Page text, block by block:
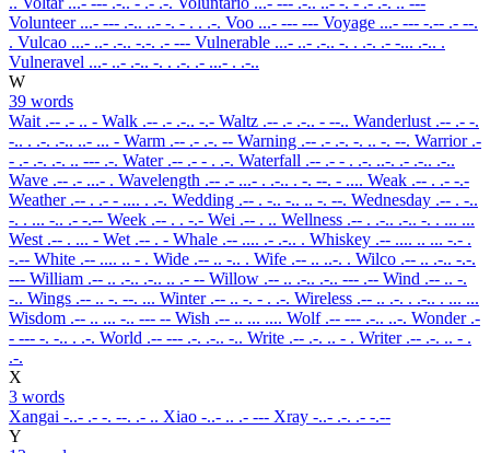
Volunteer ...- --- .-.. ..- -. - . . .-. Voo ...- --- --- Voyage ...- --- -.-- .- --.
. Vulcao ...- ..- .-.. -.-. .- --- Vulnerable ...- ..- .-.. -. . .-. .- -... .-.. .
Vulneravel ...- ..- .-.. -. . .-. .- ...- . .-..
W
39 words
Wait .-- .- .. - Walk .-- .- .-.. -.- Waltz .-- .- .-.. - --.. Wanderlust .-- .- -.
-.. . .-. .-.. ..- ... - Warm .-- .- .-. -- Warning .-- .- .-. -. .. -. --. Warrior .-
- .- .-. .-. .. --- .-. Water .-- .- - . .-. Waterfall .-- .- - . .-. ..-. .- .-.. .-..
Wave .-- .- ...- . Wavelength .-- .- ...- . .-.. . -. --. - .... Weak .-- . .- -.-
Weather .-- . .- - .... . .-. Wedding .-- . -.. -.. .. -. --. Wednesday .-- . -..
-. . ... -.. .- -.-- Week .-- . . -.- Wei .-- . .. Wellness .-- . .-.. .-.. -. . ... ...
West .-- . ... - Wet .-- . - Whale .-- .... .- .-.. . Whiskey .-- .... .. ... -.- .
-.-- White .-- .... .. - . Wide .-- .. -.. . Wife .-- .. ..-. . Wilco .-- .. .-.. -.-.
--- William .-- .. .-.. .-.. .. .- -- Willow .-- .. .-.. .-.. --- .-- Wind .-- .. -.
-.. Wings .-- .. -. --. ... Winter .-- .. -. - . .-. Wireless .-- .. .-. . .-.. . ... ...
Wisdom .-- .. ... -.. --- -- Wish .-- .. ... .... Wolf .-- --- .-.. ..-. Wonder .-
- --- -. -.. . .-. World .-- --- .-. .-.. -.. Write .-- .-. .. - . Writer .-- .-. .. - .
.-.
X
3 words
Xangai -..- .- -. --. .- .. Xiao -..- .. .- --- Xray -..- .-. .- -.--
Y